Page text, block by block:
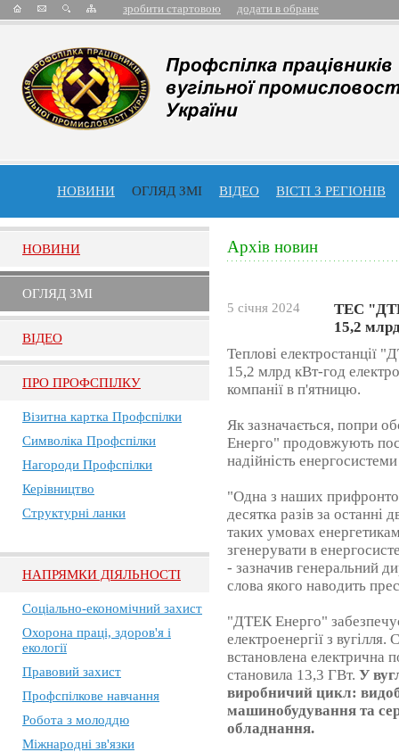
зробити стартовою додати в обране
НОВИНИ ОГЛЯД ЗМІ ВІДЕО ВІСТІ З РЕГІОНІВ
НОВИНИ
ОГЛЯД ЗМI
ВIДЕО
ПРО ПРОФСПIЛКУ
Візитна картка Профспілки
Символіка Профспілки
Нагороди Профспілки
Керівництво
Структурні ланки
НАПРЯМКИ ДІЯЛЬНОСТІ
Соціально-економічний захист
Охорона праці, здоров'я і
екології
Правовий захист
Профспілкове навчання
Робота з молоддю
Міжнародні зв'язки
Архів новин
5 січня 2024
ТЕС
15,2
Теплові електростанції
15,2 млрд кВт-год
компанії в п'ятницю.
Як зазначається, попри
Енерго" продовжують
надійність
"Одна з наших
десятка разів за останні
таких умовах
згенерувати в
- зазначив генеральний
слова якого наводить
"ДТЕК Енерго"
електроенергії з
встановлена електрична
становила 13,3 ГВт. У
виробничий цикл:
машинобудування та
обладнання.